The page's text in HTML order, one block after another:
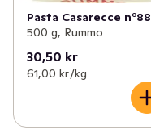
Pasta Casarecce n°88
500 g, Rummo
30,50 kr
61,00 kr /kg